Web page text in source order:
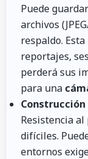
Puede
archivos
respaldo.
reportajes,
perderá sus
para una
Resistencia al
difíciles.
entornos